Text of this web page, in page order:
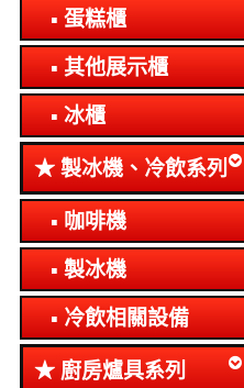
蛋糕櫃
其他展示櫃
冰櫃
製冰機、冷飲系列
咖啡機
製冰機
冷飲相關設備
廚房爐具系列